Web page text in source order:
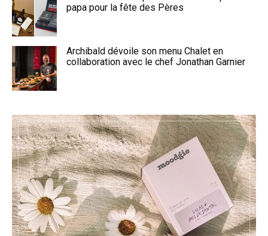
papa pour la fête des Pères
Archibald dévoile son menu Chalet en
collaboration avec le chef Jonathan Garnier